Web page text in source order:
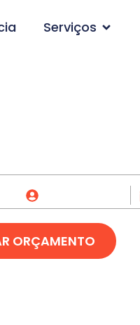
Serviços
ORÇAMENTO